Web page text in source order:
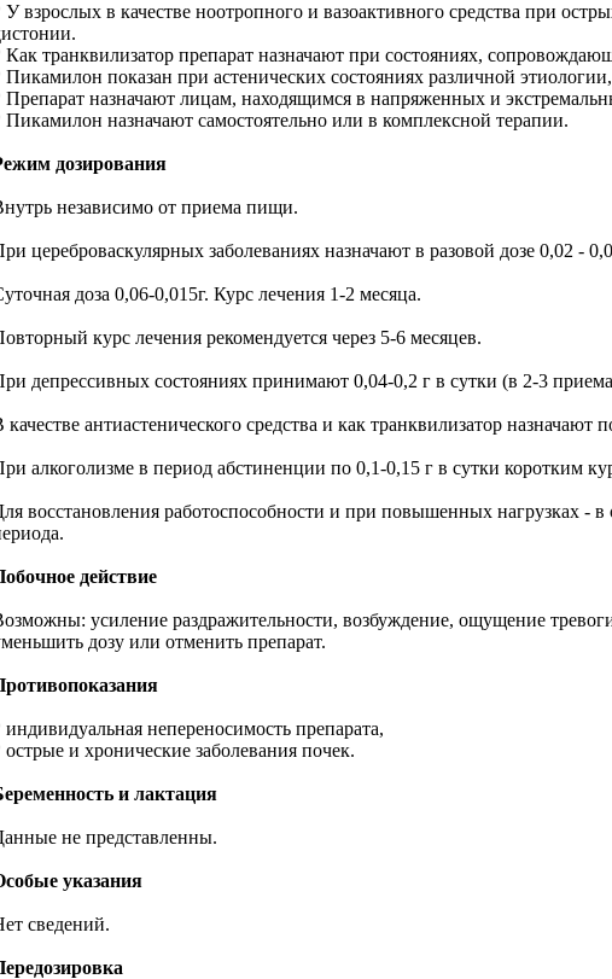
взрослых в качестве ноотропного и вазоактивного средства при
Как транквилизатор препарат назначают при состояниях,
показан при астенических состояниях различной
Препарат назначают лицам, находящимся в напряженных и
Пикамилон назначают самостоятельно или в комплексной терапии.
дозирования
независимо от приема пищи.
цереброваскулярных заболеваниях назначают в разовой дозе 0,02 -
доза 0,06-0,015г. Курс лечения 1-2 месяца.
курс лечения рекомендуется через 5-6 месяцев.
депрессивных состояниях принимают 0,04-0,2 г в сутки (в 2-3
качестве антиастенического средства и как транквилизатор
алкоголизме в период абстиненции по 0,1-0,15 г в сутки коротким
восстановления работоспособности и при повышенных нагрузках - в
действие
усиление раздражительности, возбуждение, ощущение
дозу или отменить препарат.
непереносимость препарата,
и хронические заболевания почек.
и лактация
не представленны.
указания
сведений.